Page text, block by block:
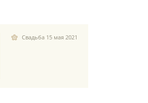
Свадьба 15 мая 2021